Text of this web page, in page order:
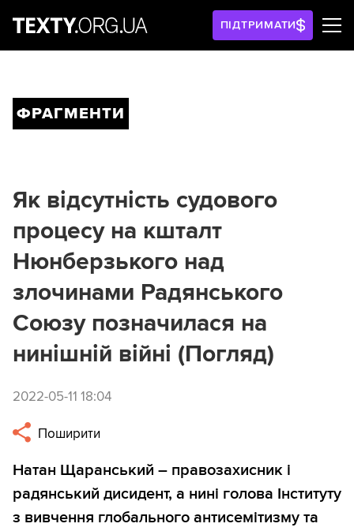
ПІДТРИМАТИ
ФРАГМЕНТИ
Як відсутність судового
процесу на кшталт
Нюнберзького над
злочинами Радянського
Союзу позначилася на
нинішній війні (Погляд)
2022-05-11 18:04
Поширити
Натан Щаранський – правозахисник і
радянський дисидент, а нині голова Інституту
з вивчення глобального антисемітизму та